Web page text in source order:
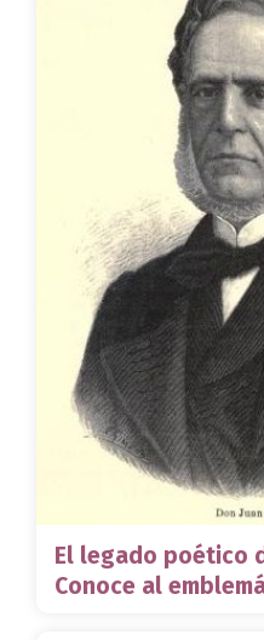
El legado poético
Conoce al